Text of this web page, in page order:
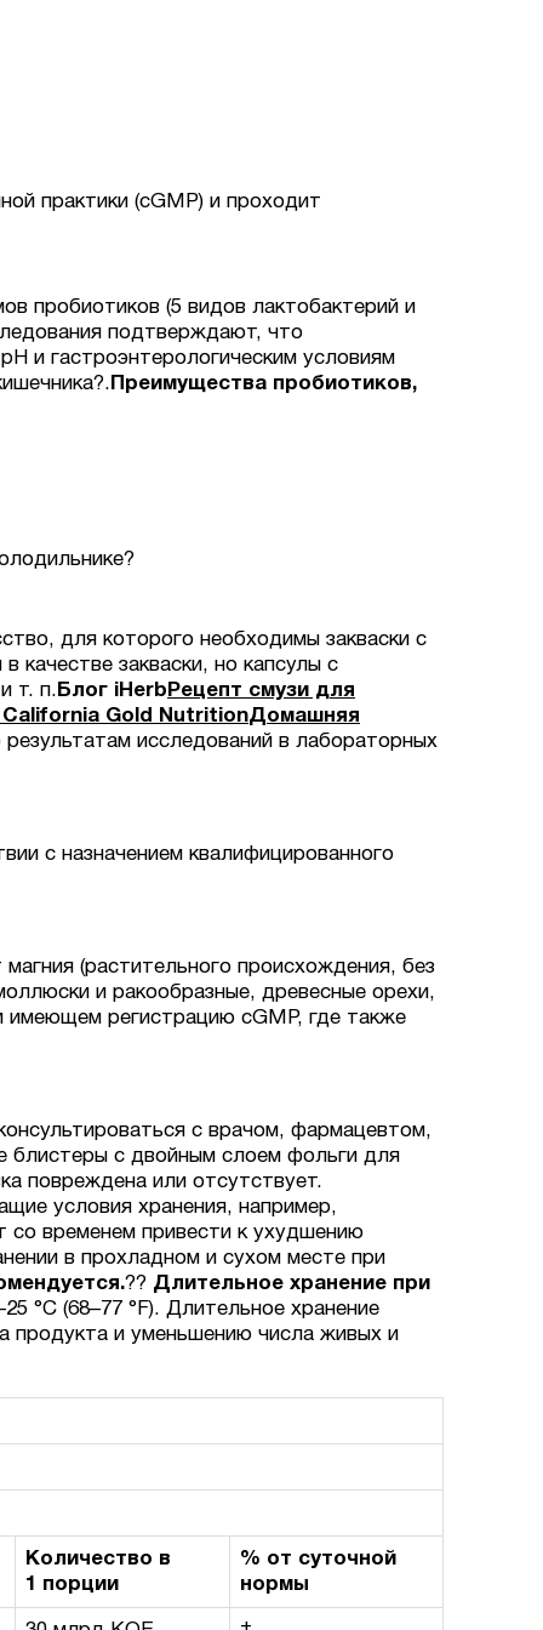
практики (cGMP) и проходит
пробиотиков (5 видов лактобактерий и
подтверждают, что
и гастроэнтерологическим условиям
Преимущества пробиотиков,
для которого необходимы закваски с
качестве закваски, но капсулы с
т. п. Блог iHerb Рецепт смузи для
California Gold NutritionДомашняя
результатам исследований в лабораторных
с назначением квалифицированного
(растительного происхождения, без
и ракообразные, древесные орехи,
имеющем регистрацию cGMP, где также
с врачом, фармацевтом,
блистеры с двойным слоем фольги для
повреждена или отсутствует.
условия хранения, например,
со временем привести к ухудшению
в прохладном и сухом месте при
?? Длительное хранение при
°C (68–77 °F). Длительное хранение
продукта и уменьшению числа живых и
Количество в
1 порции
% от суточной
нормы